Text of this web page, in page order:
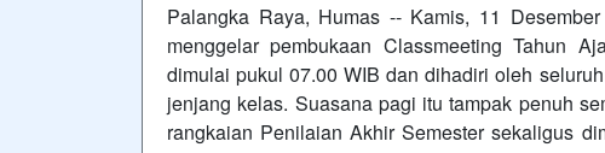
Palangka Raya, Humas -- Kamis, 11
menggelar pembukaan Classmeeting Tahun
dimulai pukul 07.00 WIB dan dihadiri oleh
jenjang kelas. Suasana pagi itu tampak penuh
rangkaian Penilaian Akhir Semester sekaligus